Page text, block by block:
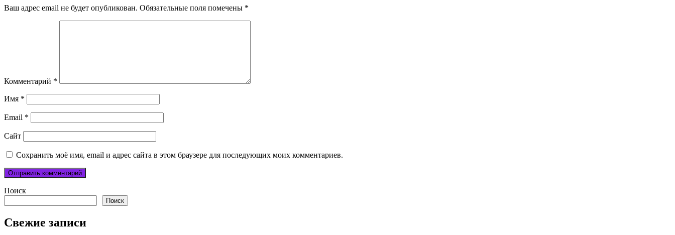
Ваш адрес email не будет опубликован. Обязательные поля помечены *
Комментарий *
Имя *
Email *
Сайт
Сохранить моё имя, email и адрес сайта в этом браузере для последующих моих комментариев.
Поиск
Поиск
Свежие записи